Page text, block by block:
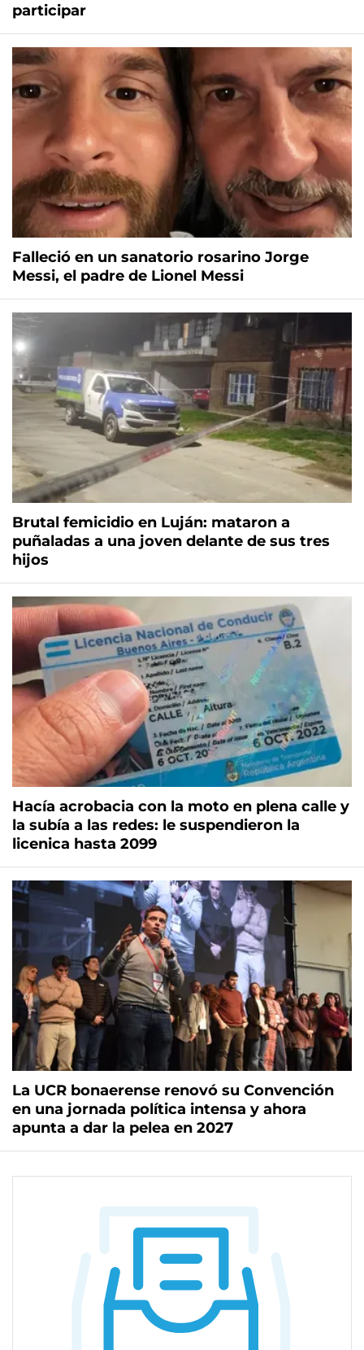
participar
Falleció en un sanatorio rosarino Jorge
Messi, el padre de Lionel Messi
Brutal femicidio en Luján: mataron a
puñaladas a una joven delante de sus tres
hijos
Hacía acrobacia con la moto en plena calle y
la subía a las redes: le suspendieron la
licenica hasta 2099
La UCR bonaerense renovó su Convención
en una jornada política intensa y ahora
apunta a dar la pelea en 2027